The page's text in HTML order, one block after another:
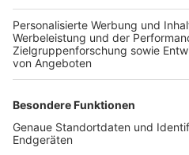
TOP-PARTNER